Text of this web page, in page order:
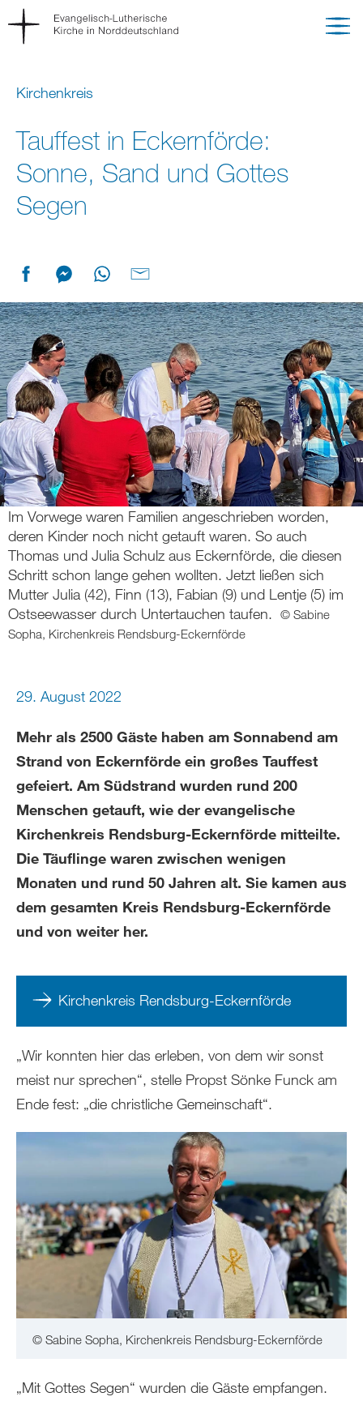
Kirchenkreis
Tauffest in Eckernförde:
Sonne, Sand und Gottes
Segen
Im Vorwege waren Familien angeschrieben worden,
deren Kinder noch nicht getauft waren. So auch
Thomas und Julia Schulz aus Eckernförde, die diesen
Schritt schon lange gehen wollten. Jetzt ließen sich
Mutter Julia (42), Finn (13), Fabian (9) und Lentje (5) im
Ostseewasser durch Untertauchen taufen.
© Sabine
Sopha, Kirchenkreis Rendsburg-Eckernförde
29. August 2022
Mehr als 2500 Gäste haben am Sonnabend am
Strand von Eckernförde ein großes Tauffest
gefeiert. Am Südstrand wurden rund 200
Menschen getauft, wie der evangelische
Kirchenkreis Rendsburg-Eckernförde mitteilte.
Die Täuflinge waren zwischen wenigen
Monaten und rund 50 Jahren alt. Sie kamen aus
dem gesamten Kreis Rendsburg-Eckernförde
und von weiter her.
Kirchenkreis Rendsburg-Eckernförde
„Wir konnten hier das erleben, von dem wir sonst
meist nur sprechen“, stelle Propst Sönke Funck am
Ende fest: „die christliche Gemeinschaft“.
© Sabine Sopha, Kirchenkreis Rendsburg-Eckernförde
„Mit Gottes Segen“ wurden die Gäste empfangen.